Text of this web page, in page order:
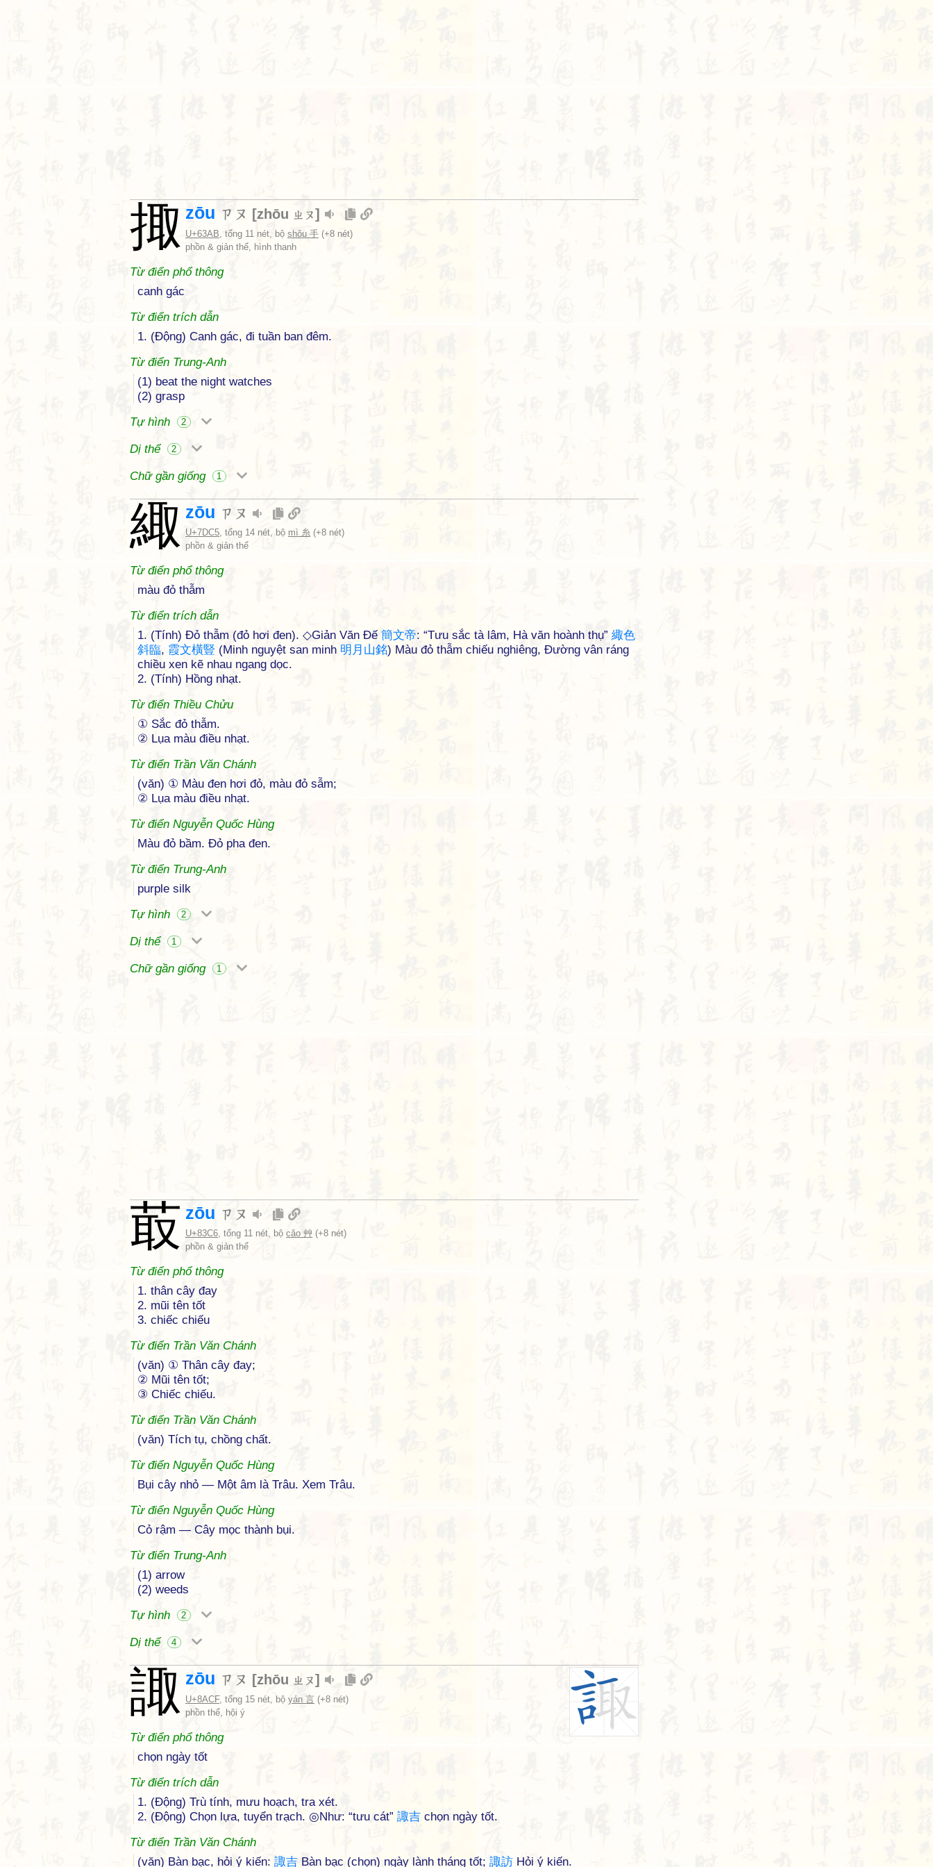
掫 zōu ㄗㄡ [zhōu ㄓㄡ]
U+63AB, tổng 11 nét, bộ shǒu 手 (+8 nét)
phồn & giản thể, hình thanh
Từ điển phổ thông
canh gác
Từ điển trích dẫn
1. (Động) Canh gác, đi tuần ban đêm.
Từ điển Trung-Anh
(1) beat the night watches
(2) grasp
Tự hình
2
Dị thể 2
Chữ gần giống 1
緅 zōu ㄗㄡ
U+7DC5, tổng 14 nét, bộ mì 糸 (+8 nét)
phồn & giản thể
Từ điển phổ thông
màu đỏ thẫm
Từ điển trích dẫn
1. (Tính) Đỏ thẫm (đỏ hơi đen). ◇Giản Văn Đế 簡文帝: “Tưu sắc tà lâm, Hà văn hoành thụ” 緅色
斜臨, 霞文橫豎 (Minh nguyệt san minh 明 月 山銘) Màu đỏ thẫm chiếu nghiêng, Đường vân ráng
chiều xen kẽ nhau ngang dọc.
2. (Tính) Hồng nhạt.
Từ điển Thiều Chửu
① Sắc đỏ thẫm.
② Lụa màu điều nhạt.
Từ điển Trần Văn Chánh
(văn) ① Màu đen hơi đỏ, màu đỏ sẫm;
② Lụa màu điều nhạt.
Từ điển Nguyễn Quốc Hùng
Màu đỏ bầm. Đỏ pha đen.
Từ điển Trung-Anh
purple silk
Tự hình
2
Dị thể 1
Chữ gần giống 1
菆 zōu ㄗㄡ
U+83C6, tổng 11 nét, bộ cǎo 艸 (+8 nét)
phồn & giản thể
Từ điển phổ thông
1. thân cây đay
2. mũi tên tốt
3. chiếc chiếu
Từ điển Trần Văn Chánh
(văn) ① Thân cây đay;
② Mũi tên tốt;
③ Chiếc chiếu.
Từ điển Trần Văn Chánh
(văn) Tích tụ, chồng chất.
Từ điển Nguyễn Quốc Hùng
Bụi cây nhỏ — Một âm là Trâu. Xem Trâu.
Từ điển Nguyễn Quốc Hùng
Cỏ rậm — Cây mọc thành bụi.
Từ điển Trung-Anh
(1) arrow
(2) weeds
Tự hình
2
Dị thể 4
諏 zōu ㄗㄡ [zhōu ㄓㄡ]
U+8ACF, tổng 15 nét, bộ yán 言 (+8 nét)
phồn thể, hội ý
Từ điển phổ thông
chọn ngày tốt
Từ điển trích dẫn
1. (Động) Trù tính, mưu hoạch, tra xét.
2. (Động) Chọn lựa, tuyển trạch. ◎Như: “tưu cát” 諏吉 chọn ngày tốt.
Từ điển Trần Văn Chánh
(văn) Bàn bạc, hỏi ý kiến: 諏吉 Bàn bạc (chọn) ngày lành tháng tốt; 諏訪 Hỏi ý kiến.